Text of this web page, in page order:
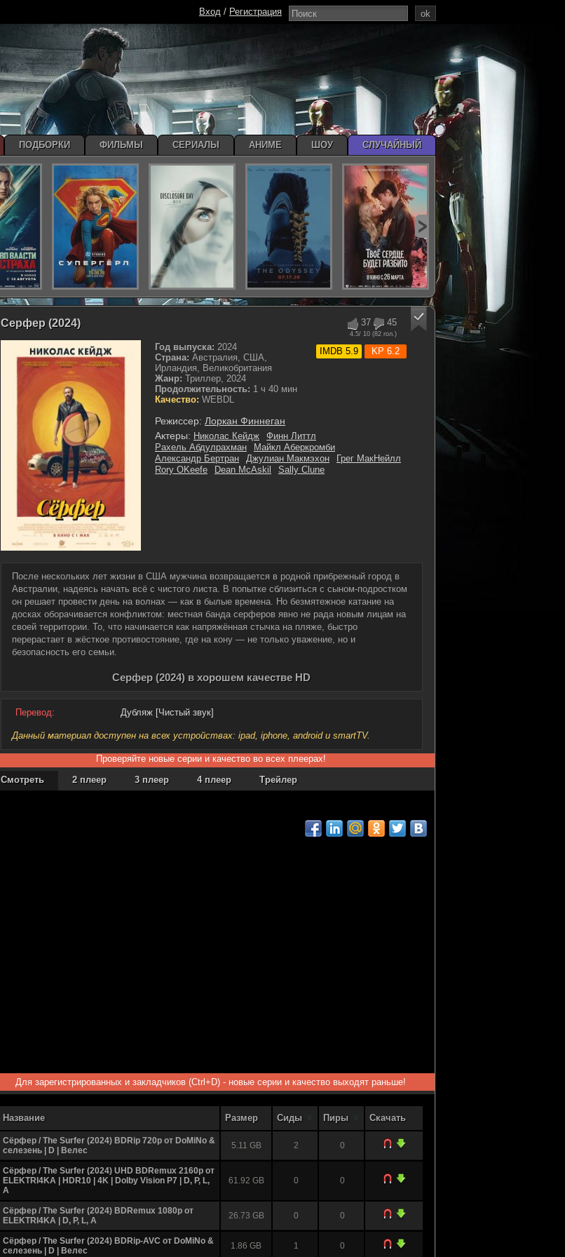
37 45
4.5/ 10 (82 гол.)
IMDB 5.9 KP 6.2
Серфер (2024)
Год выпуска: 2024
Страна: Австралия, США,
Ирландия, Великобритания
Жанр: Триллер, 2024
Продолжительность: 1 ч 40 мин
Качество: WEBDL
Режиссер: Лоркан Финнеган
Актеры: Николас Кейдж
Финн Литтл
Рахель Абдулрахман
Майкл Аберкромби
Александр Бертран
Джулиан Макмэхон
Грег МакНейлл
Rory OKeefe
Dean McAskil Sally Clune
После нескольких лет жизни в США мужчина возвращается в родной прибрежный город в
Австралии, надеясь начать всё с чистого листа. В попытке сблизиться с сыном-подростком
он решает провести день на волнах — как в былые времена. Но безмятежное катание на
досках оборачивается конфликтом: местная банда серферов явно не рада новым лицам на
своей территории. То, что начинается как напряжённая стычка на пляже, быстро
перерастает в жёсткое противостояние, где на кону — не только уважение, но и
безопасность его семьи.
Серфер (2024) в хорошем качестве HD
Перевод: Дубляж [Чистый звук]
Данный материал доступен на всех устройствах: ipad, iphone, android и smartTV.
Проверяйте новые серии и качество во всех плеерах!
Смотреть
2 плеер 3 плеер 4 плеер Трейлер
Для зарегистрированных и закладчиков (Ctrl+D) - новые серии и качество выходят раньше!
Название Размер Сиды Пиры Скачать
Сёрфер / The Surfer (2024) BDRip 720p от DoMiNo &
селезень | D | Велес
5.11 GB 2 0
Сёрфер / The Surfer (2024) UHD BDRemux 2160p от
ELEKTRI4KA | HDR10 | 4K | Dolby Vision P7 | D, P, L,
A
61.92 GB 0 0
Сёрфер / The Surfer (2024) BDRemux 1080p от
ELEKTRI4KA | D, P, L, A
26.73 GB 0 0
Сёрфер / The Surfer (2024) BDRip-AVC от DoMiNo &
селезень | D | Велес
1.86 GB 1 0
ok
Вход / Регистрация
ПОДБОРКИ ФИЛЬМЫ СЕРИАЛЫ АНИМЕ ШОУ СЛУЧАЙНЫЙ